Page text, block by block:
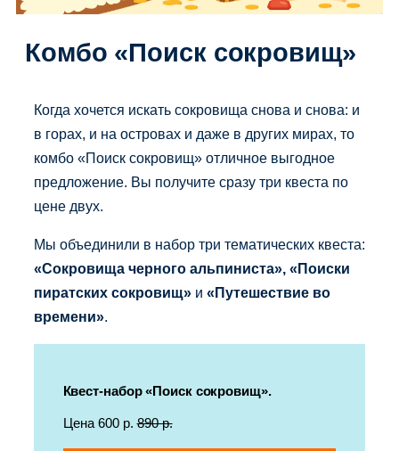
Комбо «Поиск сокровищ»
Когда хочется искать сокровища снова и снова: и
в горах, и на островах и даже в других мирах, то
комбо «Поиск сокровищ» отличное выгодное
предложение. Вы получите сразу три квеста по
цене двух.
Мы объединили в набор три тематических квеста:
«Сокровища черного альпиниста», «Поиски
пиратских сокровищ» и «Путешествие во
времени».
Квест-набор «Поиск сокровищ».
Цена 600 р.890 р.